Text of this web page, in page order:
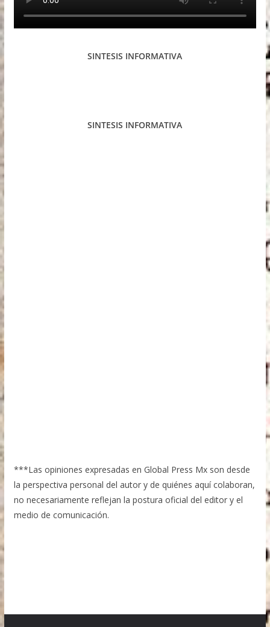
SINTESIS INFORMATIVA
SINTESIS INFORMATIVA
***Las opiniones expresadas en Global Press Mx son desde
la perspectiva personal del autor y de quiénes aquí colaboran,
no necesariamente reflejan la postura oficial del editor y el
medio de comunicación.